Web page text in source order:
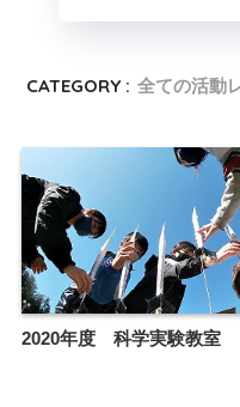
CATEGORY : 全ての活動
2020年度 科学実験教室